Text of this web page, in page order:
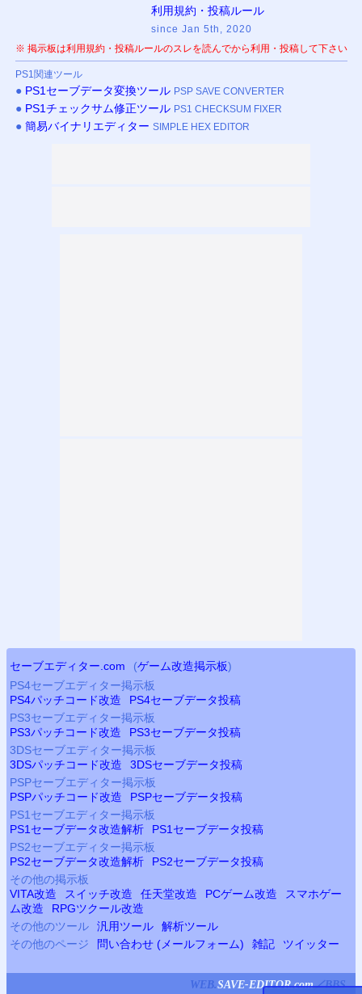
利用規約・投稿ルール
since Jan 5th, 2020
※ 掲示板は利用規約・投稿ルールのスレを読んでから利用・投稿して下さい
PS1関連ツール
● PS1セーブデータ変換ツール PSP SAVE CONVERTER
● PS1チェックサム修正ツール PS1 CHECKSUM FIXER
● 簡易バイナリエディター SIMPLE HEX EDITOR
セーブエディター.com (ゲーム改造掲示板)
PS4セーブエディター掲示板
PS4パッチコード改造 PS4セーブデータ投稿
PS3セーブエディター掲示板
PS3パッチコード改造 PS3セーブデータ投稿
3DSセーブエディター掲示板
3DSパッチコード改造
3DSセーブデータ投稿
PSPセーブエディター掲示板
PSPパッチコード改造 PSPセーブデータ投稿
PS1セーブエディター掲示板
PS1セーブデータ改造解析 PS1セーブデータ投稿
PS2セーブエディター掲示板
PS2セーブデータ改造解析 PS2セーブデータ投稿
その他の掲示板
VITA改造
スイッチ改造 任天堂改造 PCゲーム改造
スマホゲー
ム改造
RPGツクール改造
その他のツール
汎用ツール
解析ツール
その他のページ
問い合わせ (メールフォーム) 雑記 ツイッター
WEB.SAVE-EDITOR.com／BBS